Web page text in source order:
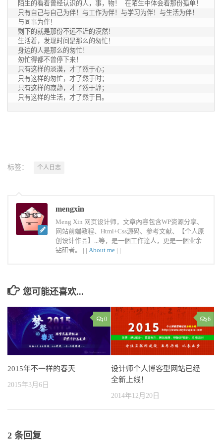
陌生的看着曾经认识的人，事，物！ 在陌生中体会着那份孤单！
只有自己与自己为伴！与工作为伴！与学习为伴！与生活为伴！
与同事为伴！
剩下的就是那份不远不近的漠然！
生活着，发现时间是那么的匆忙！
身边的人是那么的匆忙！
匆忙得都不曾停下来！
只有这样的淡漠，才了然于心；
只有这样的匆忙，才了然于时；
只有这样的寂静，才了然于静；
只有这样的生活，才了然于目。
标签： 个人日志
mengxin
Meng Xin 网页设计师，文章內容包含WP资源分享、
网站前端教程、Html+Css源码、参考文献、【个人原
创设计作品】...等，是一個工作達人，更是一個业余
钻研者。 | | About me | |
您可能还喜欢...
0
2015年不一样的春天
2015年3月6日
6
设计师个人博客型网站已经
全新上线！
2014年12月20日
2 条回复